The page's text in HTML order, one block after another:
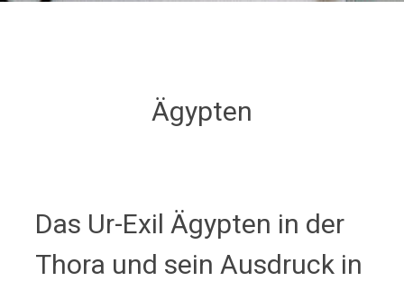
Ägypten
Das Ur-Exil Ägypten in der
Thora und sein Ausdruck in